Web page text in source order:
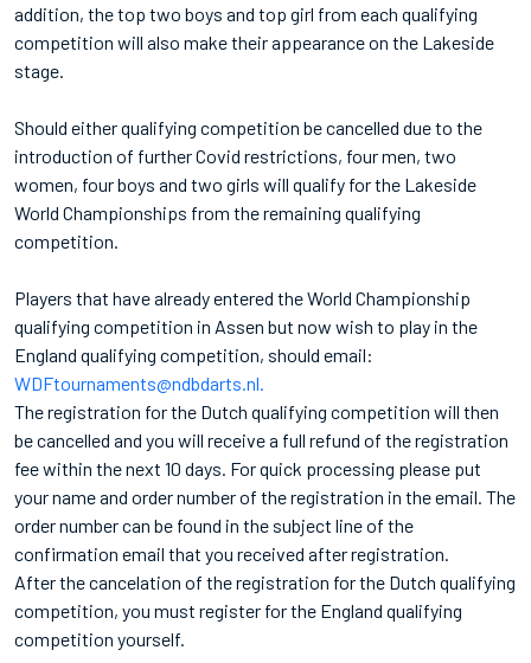
addition, the top two boys and top girl from each qualifying
competition will also make their appearance on the Lakeside
stage.
Should either qualifying competition be cancelled due to the
introduction of further Covid restrictions, four men, two
women, four boys and two girls will qualify for the Lakeside
World Championships from the remaining qualifying
competition.
Players that have already entered the World Championship
qualifying competition in Assen but now wish to play in the
England qualifying competition, should email:
WDFtournaments@ndbdarts.nl.
The registration for the Dutch qualifying competition will then
be cancelled and you will receive a full refund of the registration
fee within the next 10 days. For quick processing please put
your name and order number of the registration in the email. The
order number can be found in the subject line of the
confirmation email that you received after registration.
After the cancelation of the registration for the Dutch qualifying
competition, you must register for the England qualifying
competition yourself.